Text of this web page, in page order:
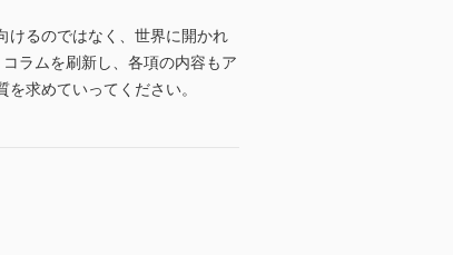
けるのではなく、世界に開かれ
ラムを刷新し、各項の内容もア
求めていってください。